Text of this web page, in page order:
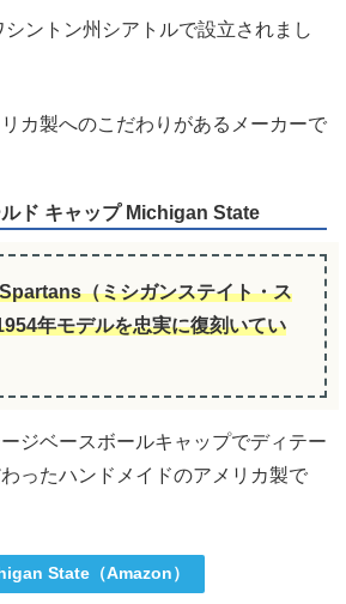
ントン州シアトルで設立されまし
カ製へのこだわりがあるメーカーで
ド キャップ Michigan State
（ミシガンステイト・ス
年モデルを忠実に復刻いてい
ジベースボールキャップでディテー
ったハンドメイドのアメリカ製で
State（Amazon）